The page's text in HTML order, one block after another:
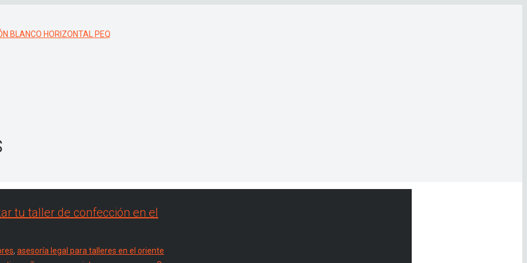
tu taller de confección en el
, asesoría legal para talleres en el oriente